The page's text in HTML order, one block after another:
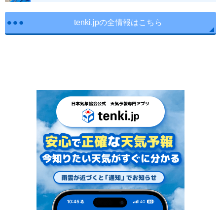
tenki.jpの全情報はこちら